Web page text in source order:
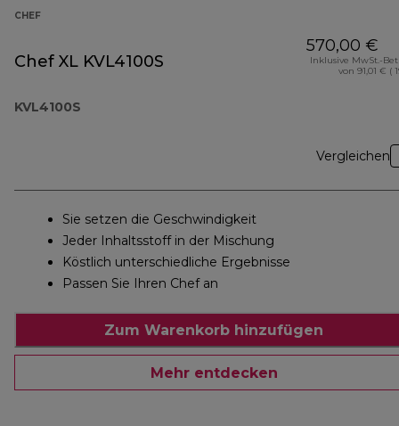
CHEF
Chef XL KVL4100S
KVL4100S
570,00 €
Inklusive MwSt.-
von 91,01 € (
Vergleichen
Sie setzen die Geschwindigkeit
Jeder Inhaltsstoff in der Mischung
Köstlich unterschiedliche Ergebnisse
Passen Sie Ihren Chef an
Zum Warenkorb hinzufügen
Mehr entdecken